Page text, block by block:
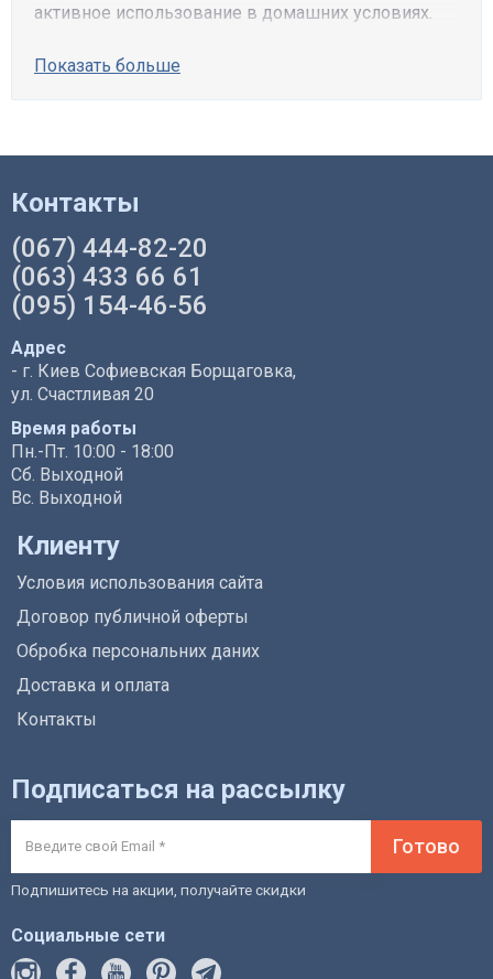
активное использование в домашних условиях.
Показать больше
Контакты
(067) 444-82-20
(063) 433 66 61
(095) 154-46-56
Адрес
- г. Киев Софиевская Борщаговка,
ул. Счастливая 20
Время работы
Пн.-Пт. 10:00 - 18:00
Сб. Выходной
Вс. Выходной
Клиенту
Условия использования сайта
Договор публичной оферты
Обробка персональних даних
Доставка и оплата
Контакты
Подписаться на рассылку
Готово
Подпишитесь на акции, получайте скидки
Социальные сети